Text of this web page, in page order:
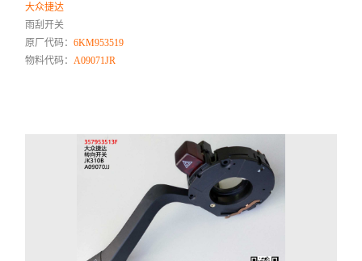
大众捷达
雨刮开关
原厂代码：6KM953519
物料代码：A09071JR